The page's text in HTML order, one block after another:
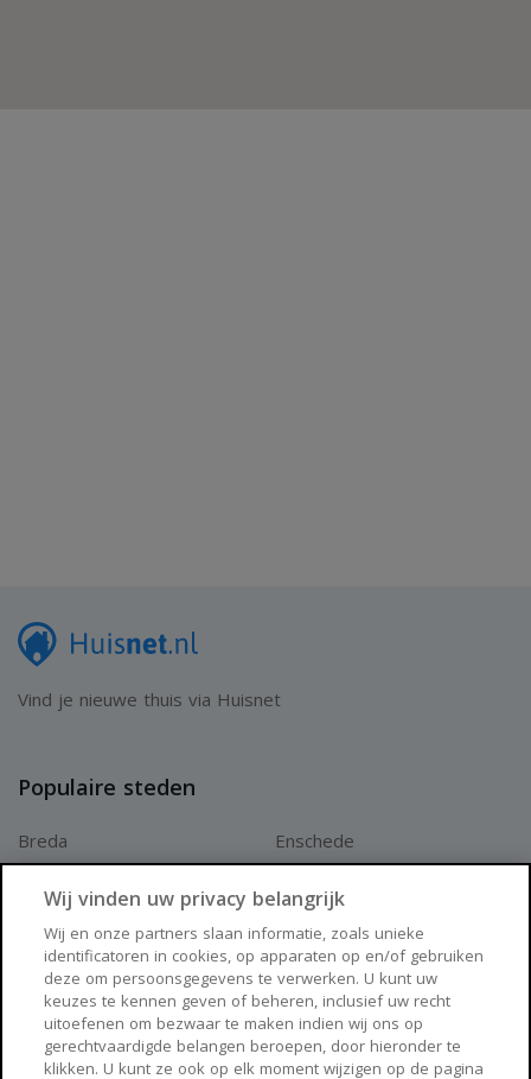
Vind je nieuwe thuis via Huisnet
Populaire steden
Breda
Arnhem
Enschede
Zwolle
Huisnet
Wij vinden uw privacy belangrijk
Wij en onze partners slaan informatie, zoals unieke
identificatoren in cookies, op apparaten op en/of gebruiken
deze om persoonsgegevens te verwerken. U kunt uw
keuzes te kennen geven of beheren, inclusief uw recht
uitoefenen om bezwaar te maken indien wij ons op
gerechtvaardigde belangen beroepen, door hieronder te
klikken. U kunt ze ook op elk moment wijzigen op de pagina